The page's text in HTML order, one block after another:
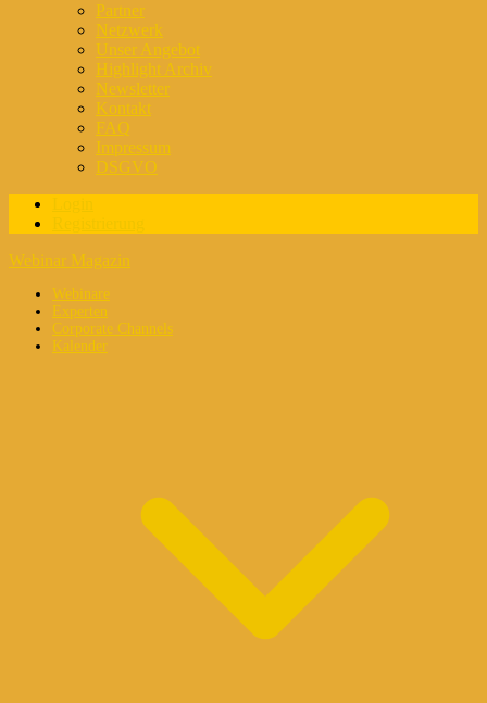
Partner
Netzwerk
Unser Angebot
Highlight Archiv
Newsletter
Kontakt
FAQ
Impressum
DSGVO
Webinar Magazin
Webinare
Experten
Corporate Channels
Kalender